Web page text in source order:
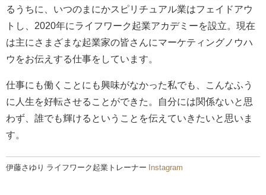
るうちに、いつのまにかスピリチュアル業はフェイドアウ
トし、2020年にライフワーク起業アカデミーを設立。現在
は主にさまざまな起業家の皆さんにマーケティングノウハ
ウをお伝えする仕事をしています。
仕事にも働くことにも興味がなかった私でも、こんなふう
に人生を好転させることができた。自分には関係ないと思
わず、誰でも輝けるということを伝えていきたいと思いま
す。
伊藤さゆり ライフワーク起業トレーナー Instagram